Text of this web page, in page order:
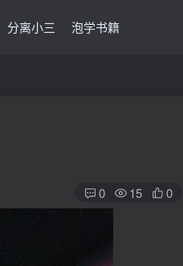
分离小三 泡学书籍
0 15 0